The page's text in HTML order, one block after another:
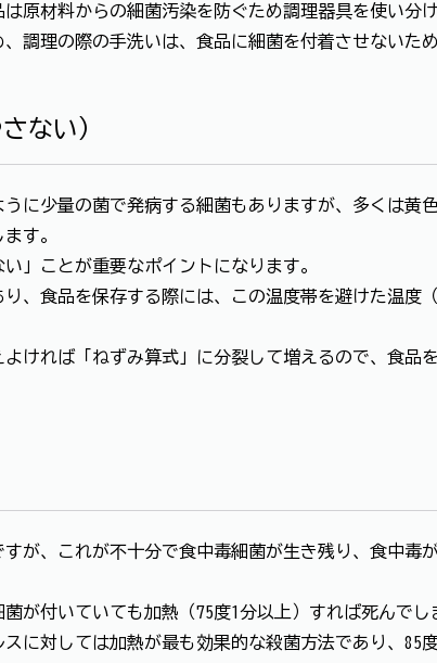
原材料からの細菌汚染を防ぐため調理器具を使い分
調理の際の手洗いは、食品に細菌を付着させないた
ない）
に少量の菌で発病する細菌もありますが、多くは黄
す。
」ことが重要なポイントになります。
、食品を保存する際には、この温度帯を避けた温度
ければ「ねずみ算式」に分裂して増えるので、食品
が、これが不十分で食中毒細菌が生き残り、食中毒
が付いていても加熱（75度1分以上）すれば死んでし
に対しては加熱が最も効果的な殺菌方法であり、85